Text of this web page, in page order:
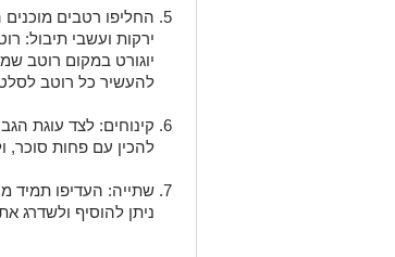
החליפו רטבים
ירקות ועשבי תיבול:
יוגורט במקום רוטב
להעשיר כל רוטב
קינוחים: לצד עוגת
להכין עם פחות סוכר,
שתייה: העדיפו תמיד
ניתן להוסיף ולשדרג